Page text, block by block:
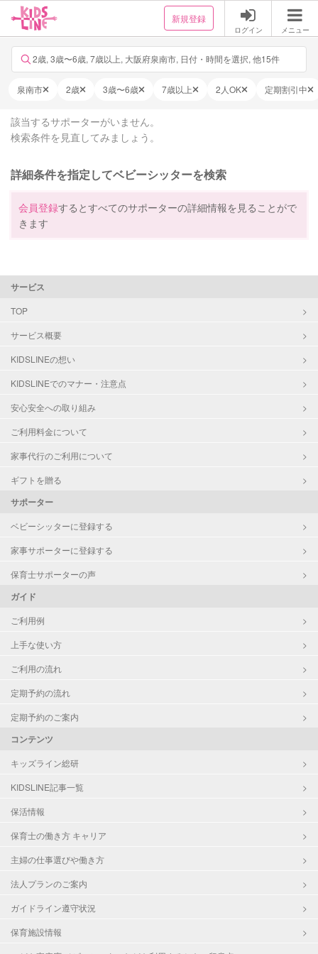
新規登録
ログイン メニュー
2歳, 3歳〜6歳, 7歳以上, 大阪府泉南市, 日付・時間を選択, 他15件
泉南市 2歳 3歳〜6歳 7歳以上 2人OK 定期割引中
該当するサポーターがいません。
検索条件を見直してみましょう。
詳細条件を指定してベビーシッターを検索
会員登録するとすべてのサポーターの詳細情報を見ることがで
きます
サービス
TOP
サービス概要
KIDSLINEの想い
KIDSLINEでのマナー・注意点
安心安全への取り組み
ご利用料金について
家事代行のご利用について
ギフトを贈る
サポーター
ベビーシッターに登録する
家事サポーターに登録する
保育士サポーターの声
ガイド
ご利用例
上手な使い方
ご利用の流れ
定期予約の流れ
定期予約のご案内
コンテンツ
キッズライン総研
KIDSLINE記事一覧
保活情報
保育士の働き方 キャリア
主婦の仕事選びや働き方
法人プランのご案内
ガイドライン遵守状況
保育施設情報